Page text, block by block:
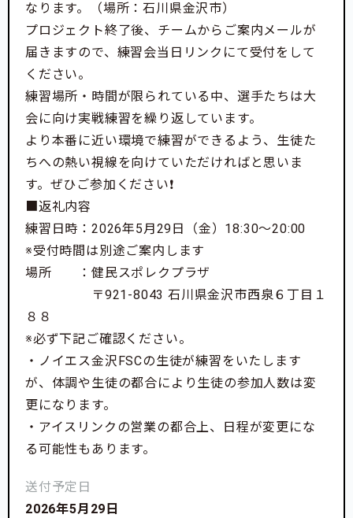
＼ この選手を応援したい ! ／
サポーターになる
なります。（場所：石川県金沢市）
プロジェクト終了後、チームからご案内メールが
届きますので、練習会当日リンクにて受付をして
ください。
練習場所・時間が限られている中、選手たちは大
会に向け実戦練習を繰り返しています。
より本番に近い環境で練習ができるよう、生徒た
ちへの熱い視線を向けていただければと思いま
す。ぜひご参加ください❗️
■返礼内容
練習日時：2026年5月29日（金）18:30～20:00
※受付時間は別途ご案内します
場所 ：健民スポレクプラザ
〒921-8043 石川県金沢市西泉６丁目１
８８
※必ず下記ご確認ください。
・ノイエス金沢FSCの生徒が練習をいたします
が、体調や生徒の都合により生徒の参加人数は変
更になります。
・アイスリンクの営業の都合上、日程が変更にな
る可能性もあります。
送付予定日
2026年5月29日